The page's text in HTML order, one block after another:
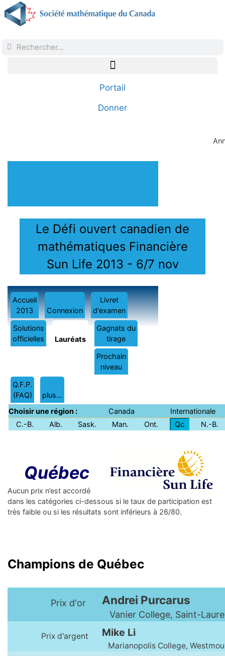
Portail
Donner
Le Défi ouvert canadien de
mathématiques Financière
Sun Life 2013 - 6/7 nov
Accueil
2013
Connexion
Livret
d'examen
Solutions
officielles
Lauréats
Gagnats du
tirage
Prochain
niveau
Q.F.P.
(FAQ)
plus...
Choisir une région :
Canada
Internationale
C.-B.
Alb. Sask. Man. Ont. Qc N.-B.
Québec
Aucun prix n’est accordé
dans les catégories ci-dessous si le taux de participation est
très faible ou si les résultats sont inférieurs à 26/80.
Champions de Québec
Prix d'or Andrei Purcarus
Vanier College, Saint-
Prix d'argent Mike Li
Marianopolis College,